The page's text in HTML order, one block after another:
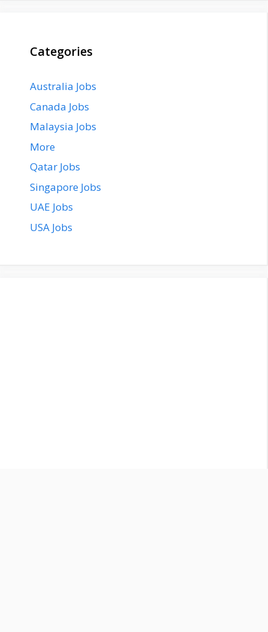
Categories
Australia Jobs
Canada Jobs
Malaysia Jobs
More
Qatar Jobs
Singapore Jobs
UAE Jobs
USA Jobs